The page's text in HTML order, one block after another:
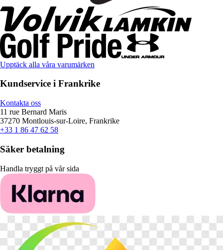
Upptäck alla våra varumärken
Kundservice i Frankrike
Kontakta oss
11 rue Bernard Maris
37270 Montlouis-sur-Loire, Frankrike
+33 1 86 47 62 58
Säker betalning
Handla tryggt på vår sida